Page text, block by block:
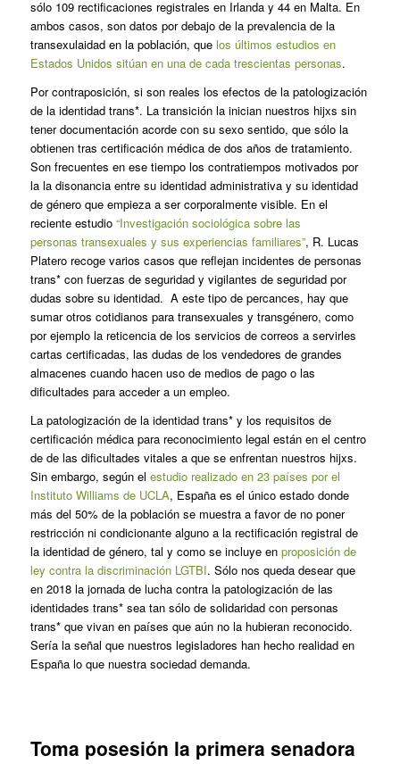
sólo 109 rectificaciones registrales en Irlanda y 44 en Malta. En
ambos casos, son datos por debajo de la prevalencia de la
transexulaidad en la población, que los últimos estudios en
Estados Unidos sitúan en una de cada trescientas personas.
Por contraposición, si son reales los efectos de la patologización
de la identidad trans*. La transición la inician nuestros hijxs sin
tener documentación acorde con su sexo sentido, que sólo la
obtienen tras certificación médica de dos años de tratamiento.
Son frecuentes en ese tiempo los contratiempos motivados por
la la disonancia entre su identidad administrativa y su identidad
de género que empieza a ser corporalmente visible. En el
reciente estudio “Investigación sociológica sobre las
personas transexuales y sus experiencias familiares”, R. Lucas
Platero recoge varios casos que reflejan incidentes de personas
trans* con fuerzas de seguridad y vigilantes de seguridad por
dudas sobre su identidad. A este tipo de percances, hay que
sumar otros cotidianos para transexuales y transgénero, como
por ejemplo la reticencia de los servicios de correos a servirles
cartas certificadas, las dudas de los vendedores de grandes
almacenes cuando hacen uso de medios de pago o las
dificultades para acceder a un empleo.
La patologización de la identidad trans* y los requisitos de
certificación médica para reconocimiento legal están en el centro
de de las dificultades vitales a que se enfrentan nuestros hijxs.
Sin embargo, según el estudio realizado en 23 países por el
Instituto Williams de UCLA, España es el único estado donde
más del 50% de la población se muestra a favor de no poner
restricción ni condicionante alguno a la rectificación registral de
la identidad de género, tal y como se incluye en proposición de
ley contra la discriminación LGTBI. Sólo nos queda desear que
en 2018 la jornada de lucha contra la patologización de las
identidades trans* sea tan sólo de solidaridad con personas
trans* que vivan en países que aún no la hubieran reconocido.
Sería la señal que nuestros legisladores han hecho realidad en
España lo que nuestra sociedad demanda.
Toma posesión la primera senadora